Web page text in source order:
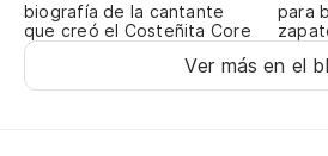
biografía de la cantante
que creó el Costeñita Core
para
Ver más en el